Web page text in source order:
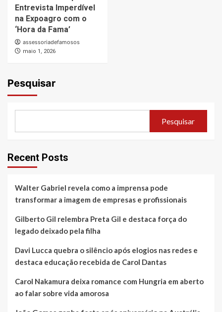
Entrevista Imperdível
na Expoagro com o
‘Hora da Fama’
assessoriadefamosos
maio 1, 2026
Pesquisar
Pesquisar
Recent Posts
Walter Gabriel revela como a imprensa pode
transformar a imagem de empresas e profissionais
Gilberto Gil relembra Preta Gil e destaca força do
legado deixado pela filha
Davi Lucca quebra o silêncio após elogios nas redes e
destaca educação recebida de Carol Dantas
Carol Nakamura deixa romance com Hungria em aberto
ao falar sobre vida amorosa